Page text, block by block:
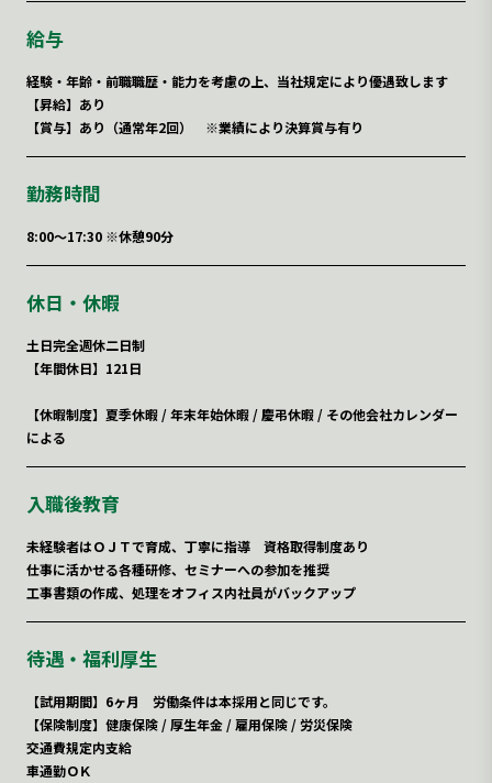
給与
経験・年齢・前職職歴・能力を考慮の上、当社規定により優遇致します
【昇給】あり
【賞与】あり（通常年2回） ※業績により決算賞与有り
勤務時間
8:00～17:30 ※休憩90分
休日・休暇
土日完全週休二日制
【年間休日】121日
【休暇制度】夏季休暇 / 年末年始休暇 / 慶弔休暇 / その他会社カレンダー
による
入職後教育
未経験者はＯＪＴで育成、丁寧に指導 資格取得制度あり
仕事に活かせる各種研修、セミナーへの参加を推奨
工事書類の作成、処理をオフィス内社員がバックアップ
待遇・福利厚生
【試用期間】6ヶ月 労働条件は本採用と同じです。
【保険制度】健康保険 / 厚生年金 / 雇用保険 / 労災保険
交通費規定内支給
車通勤ＯＫ